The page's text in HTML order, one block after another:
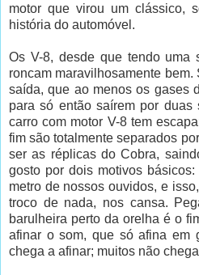
motor que virou um clássico,
história do automóvel.
Os V-8, desde que tendo uma
roncam maravilhosamente
saída, que ao menos os gases
para só então saírem por
carro com motor V-8 tem
fim são totalmente separados
ser as réplicas do Cobra,
gosto por dois motivos
metro de nossos ouvidos, e
troco de nada, nos cansa.
barulheira perto da orelha é o
afinar o som, que só afina em
chega a afinar; muitos não